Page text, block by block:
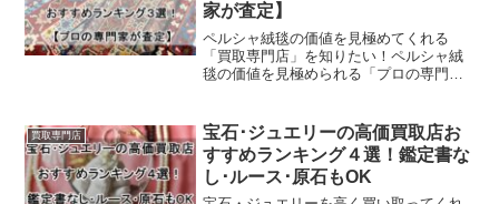
家が査定】
ペルシャ絨毯の価値を見極めてくれる
「買取専門店」を知りたい！ペルシャ絨
毯の価値を見極められる「プロの専門
多くありません）この記事でわかること
ペルシャ絨毯の価値を見極めら...
買取専門店
宝石･ジュエリーの高価買取店お
すすめランキング４選！鑑定書な
し･ルース･原石もOK